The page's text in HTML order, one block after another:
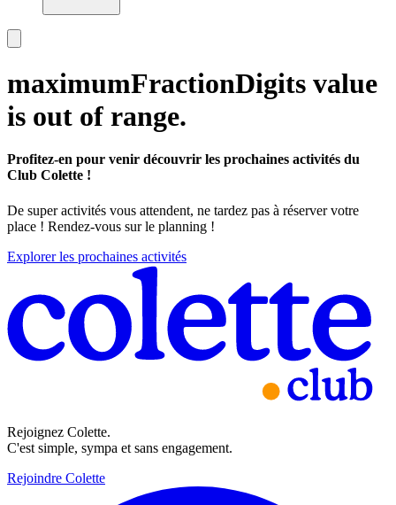
maximumFractionDigits value
is out of range.
Profitez-en pour venir découvrir les prochaines activités du
Club Colette !
De super activités vous attendent, ne tardez pas à réserver votre
place ! Rendez-vous sur le planning !
Explorer les prochaines activités
Rejoignez Colette.
C'est simple, sympa et sans engagement.
Rejoindre Colette